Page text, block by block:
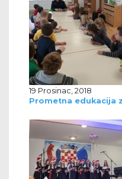
19 Prosinac, 2018
Prometna edukacija